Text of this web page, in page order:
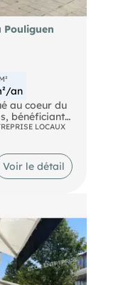
Pouliguen
an
au coeur du
bénéficiant
une activité
Il est en
activités
ou pour
contact par
LOCAUX
Voir le détail